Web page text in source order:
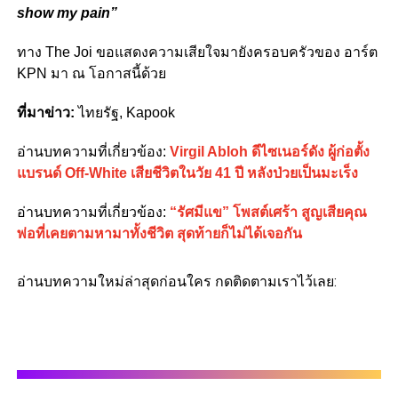
show my pain”
ทาง The Joi ขอแสดงความเสียใจมายังครอบครัวของ อาร์ต
KPN มา ณ โอกาสนี้ด้วย
ที่มาข่าว:ไทยรัฐ, Kapook
อ่านบทความที่เกี่ยวข้อง: Virgil Abloh ดีไซเนอร์ดัง ผู้ก่อตั้ง
แบรนด์ Off-White เสียชีวิตในวัย 41 ปี หลังป่วยเป็นมะเร็ง
อ่านบทความที่เกี่ยวข้อง: “รัศมีแข” โพสต์เศร้า สูญเสียคุณ
พ่อที่เคยตามหามาทั้งชีวิต สุดท้ายก็ไม่ได้เจอกัน
อ่านบทความใหม่ล่าสุดก่อนใคร กดติดตามเราไว้เลย: